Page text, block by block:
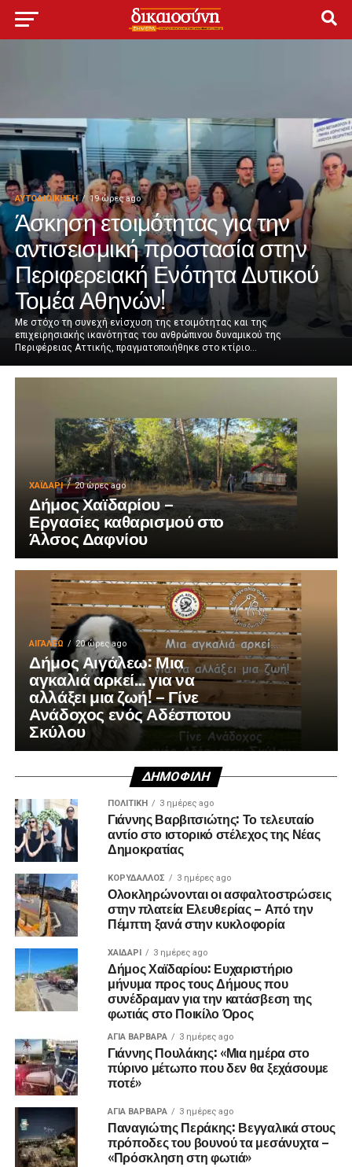
ΑΥΤΟΔΙΟΊΚΗΣΗ 19 ώρες ago
Άσκηση ετοιμότητας για την
αντισεισμική προστασία στην
Περιφερειακή Ενότητα Δυτικού
Τομέα Αθηνών!
Με στόχο τη συνεχή ενίσχυση της ετοιμότητας και της
επιχειρησιακής ικανότητας του ανθρώπινου δυναμικού της
Περιφέρειας Αττικής, πραγματοποιήθηκε στο κτίριο...
ΧΑΪΔΑΡΙ 20 ώρες ago
Δήμος Χαϊδαρίου –
Εργασίες καθαρισμού στο
Άλσος Δαφνίου
ΑΙΓΑΛΕΩ 20 ώρες ago
Δήμος Αιγάλεω: Μια
αγκαλιά αρκεί… για να
αλλάξει μια ζωή! – Γίνε
Ανάδοχος ενός Αδέσποτου
Σκύλου
ΔΗΜΟΦΙΛΉ
ΠΟΛΙΤΙΚΉ 3 ημέρες ago
Γιάννης Βαρβιτσιώτης: Το τελευταίο
αντίο στο ιστορικό στέλεχος της Νέας
Δημοκρατίας
ΚΟΡΥΔΑΛΛΟΣ 3 ημέρες ago
Ολοκληρώνονται οι ασφαλτοστρώσεις
στην πλατεία Ελευθερίας – Από την
Πέμπτη ξανά στην κυκλοφορία
ΧΑΪΔΑΡΙ 3 ημέρες ago
Δήμος Χαϊδαρίου: Ευχαριστήριο
μήνυμα προς τους Δήμους που
συνέδραμαν για την κατάσβεση της
φωτιάς στο Ποικίλο Όρος
ΑΓΙΑ ΒΑΡΒΑΡΑ 3 ημέρες ago
Γιάννης Πουλάκης: «Μια ημέρα στο
πύρινο μέτωπο που δεν θα ξεχάσουμε
ποτέ»
ΑΓΙΑ ΒΑΡΒΑΡΑ 3 ημέρες ago
Παναγιώτης Περάκης: Βεγγαλικά στους
πρόποδες του βουνού τα μεσάνυχτα –
«Πρόσκληση στη φωτιά»